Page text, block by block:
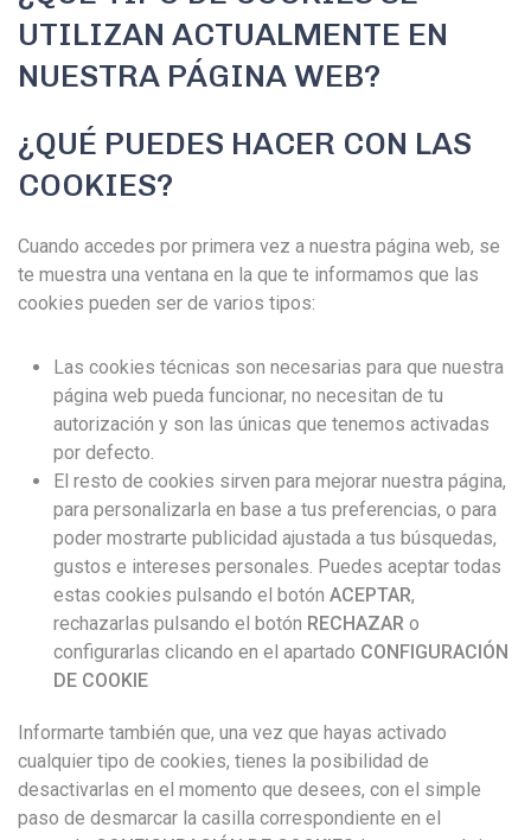
UTILIZAN ACTUALMENTE EN
NUESTRA PÁGINA WEB?
¿QUÉ PUEDES HACER CON LAS
COOKIES?
Cuando accedes por primera vez a nuestra página web, se
te muestra una ventana en la que te informamos que las
cookies pueden ser de varios tipos:
Las cookies técnicas son necesarias para que nuestra
página web pueda funcionar, no necesitan de tu
autorización y son las únicas que tenemos activadas
por defecto.
El resto de cookies sirven para mejorar nuestra página,
para personalizarla en base a tus preferencias, o para
poder mostrarte publicidad ajustada a tus búsquedas,
gustos e intereses personales. Puedes aceptar todas
estas cookies pulsando el botón ACEPTAR,
rechazarlas pulsando el botón RECHAZAR o
configurarlas clicando en el apartado CONFIGURACIÓN
DE COOKIE
Informarte también que, una vez que hayas activado
cualquier tipo de cookies, tienes la posibilidad de
desactivarlas en el momento que desees, con el simple
paso de desmarcar la casilla correspondiente en el